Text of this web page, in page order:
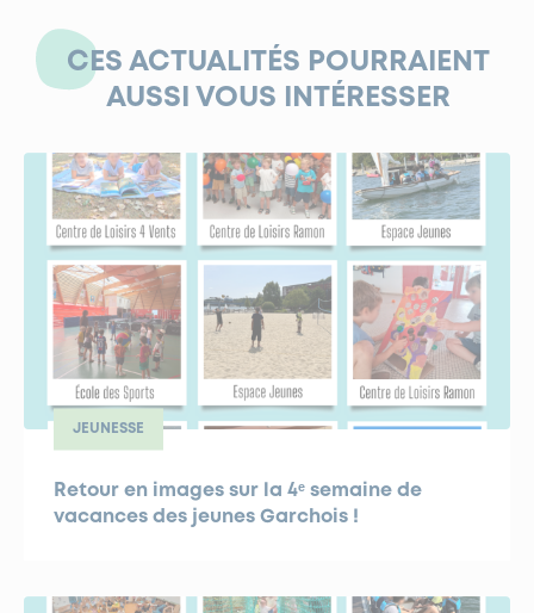
CES ACTUALITÉS POURRAIENT
AUSSI VOUS INTÉRESSER
JEUNESSE
Retour en images sur la 4ᵉ semaine de
vacances des jeunes Garchois !